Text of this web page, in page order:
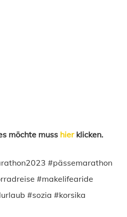
möchte muss hierklicken.
#pässemarathon
#makelifearide
#sozia #korsika